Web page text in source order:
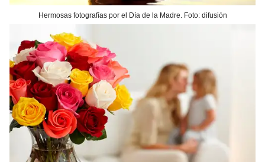
Hermosas fotografías por el Día de la Madre. Foto: difusión